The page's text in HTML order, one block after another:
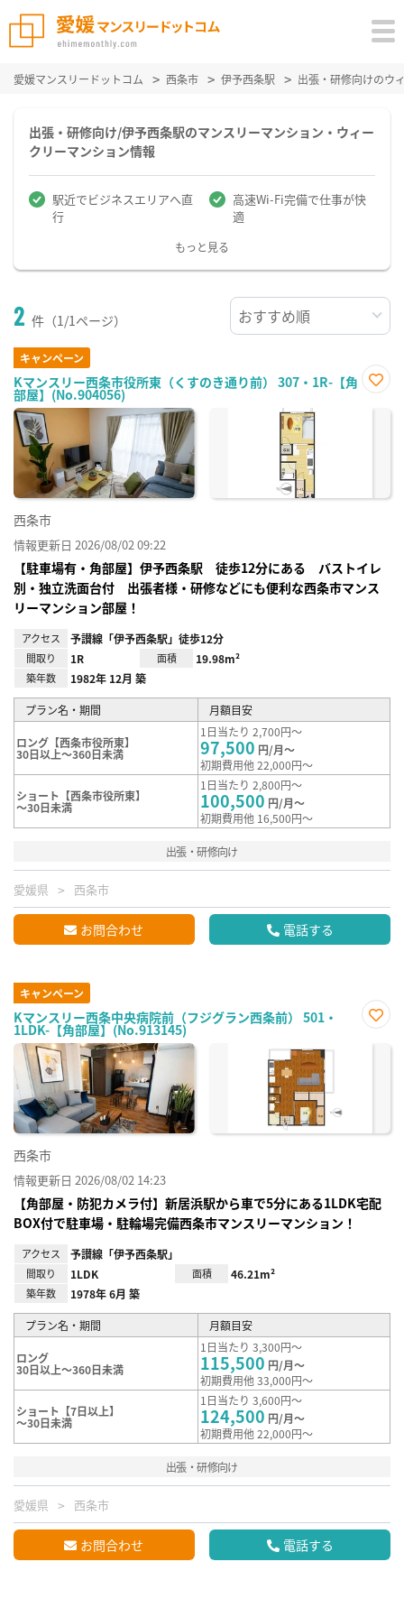
愛媛マンスリードットコム 西条市 伊予西条駅 出張・研修向けのウ
出張・研修向け/伊予西条駅のマンスリーマンション・ウィー
クリーマンション情報
駅近でビジネスエリアへ直
行
高速Wi-Fi完備で仕事が快
適
もっと見る
2 件（1/1ページ）
キャンペーン
Kマンスリー西条市役所東（くすのき通り前） 307・1R-【角
部屋】(No.904056)
に入
西条市
情報更新日 2026/08/02 09:22
【駐車場有・角部屋】伊予西条駅 徒歩12分にある バストイレ
別・独立洗面台付 出張者様・研修などにも便利な西条市マンス
リーマンション部屋！
アクセス 予讃線「伊予西条駅」徒歩12分
間取り 1R 面積 19.98m²
築年数 1982年 12月 築
プラン名・期間 月額目安
ロング【西条市役所東】
30日以上～360日未満
1日当たり 2,700円～
97,500 円/月～
初期費用他 22,000円～
ショート【西条市役所東】
～30日未満
1日当たり 2,800円～
100,500 円/月～
初期費用他 16,500円～
出張・研修向け
愛媛県 西条市
お問合わせ 電話する
キャンペーン
Kマンスリー西条中央病院前（フジグラン西条前） 501・
1LDK-【角部屋】(No.913145)
に入
西条市
情報更新日 2026/08/02 14:23
【角部屋・防犯カメラ付】新居浜駅から車で5分にある1LDK宅配
BOX付で駐車場・駐輪場完備西条市マンスリーマンション！
アクセス 予讃線「伊予西条駅」
間取り 1LDK 面積 46.21m²
築年数 1978年 6月 築
プラン名・期間 月額目安
ロング
30日以上～360日未満
1日当たり 3,300円～
115,500 円/月～
初期費用他 33,000円～
ショート【7日以上】
～30日未満
1日当たり 3,600円～
124,500 円/月～
初期費用他 22,000円～
出張・研修向け
愛媛県 西条市
お問合わせ 電話する